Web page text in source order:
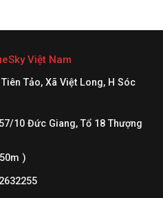
Việt Nam
Tảo, Xã Việt Long, H Sóc
10 Đức Giang, Tổ 18 Thượng
)